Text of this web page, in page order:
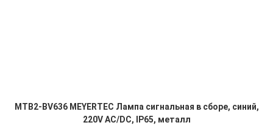
MTB2-BV636 MEYERTEC Лампа сигнальная в сборе, синий,
220V AC/DC, IP65, металл